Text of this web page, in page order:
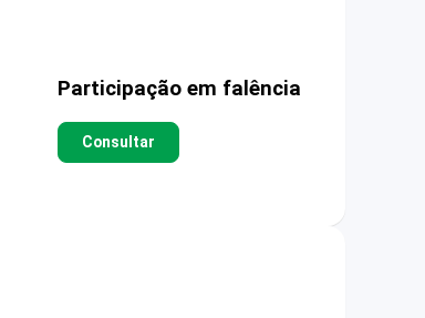
Participação em falência
Consultar